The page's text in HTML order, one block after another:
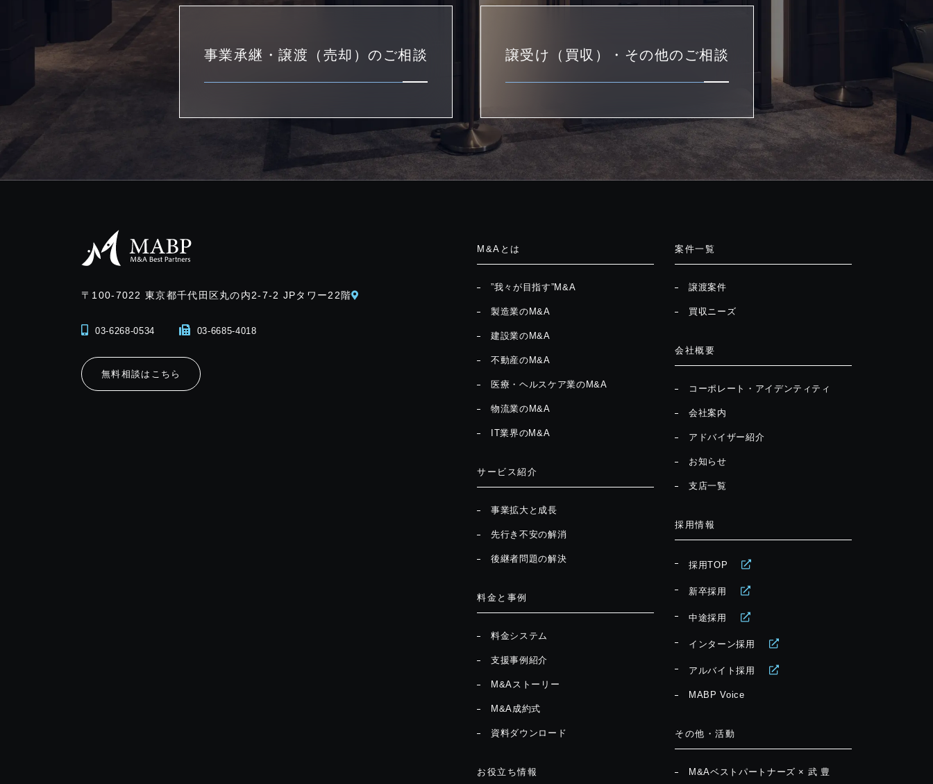
事業承継・譲渡（売却）のご相談 譲受け（買収）・その他のご相談
〒100-7022東京都千代田区丸の内2-7-2 JPタワー22階
03-6268-0534 03-6685-4018
無料相談はこちら
M&Aとは
”我々が目指す”M&A
製造業のM&A
建設業のM&A
不動産のM&A
医療・ヘルスケア業のM&A
物流業のM&A
IT業界のM&A
サービス紹介
事業拡大と成長
先行き不安の解消
後継者問題の解決
料金と事例
料金システム
支援事例紹介
M&Aストーリー
M&A成約式
資料ダウンロード
お役立ち情報
案件一覧
譲渡案件
買収ニーズ
会社概要
コーポレート・アイデンティティ
会社案内
アドバイザー紹介
お知らせ
支店一覧
採用情報
採用TOP
新卒採用
中途採用
インターン採用
アルバイト採用
MABP Voice
その他・活動
M&Aベストパートナーズ × 武 豊